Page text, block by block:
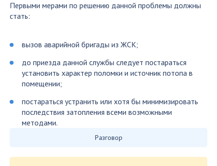
Первыми мерами по решению данной проблемы должны
стать:
вызов аварийной бригады из ЖСК;
до приезда данной службы следует постараться
установить характер поломки и источник потопа в
помещении;
постараться устранить или хотя бы минимизировать
последствия затопления всеми возможными
методами.
Разговор